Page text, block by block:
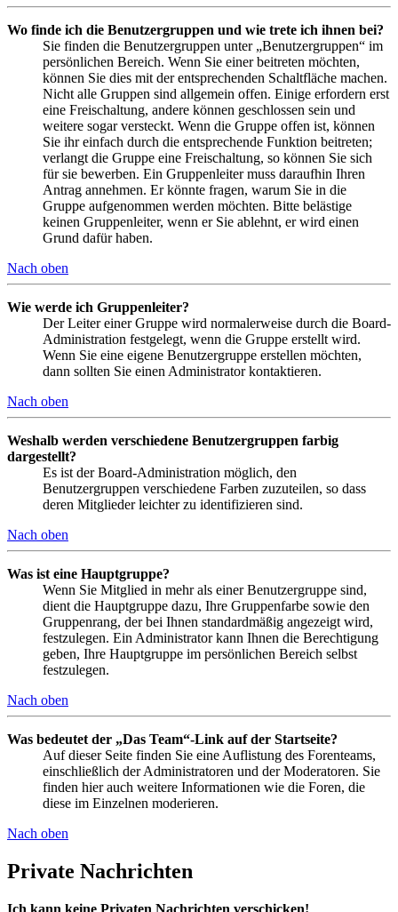
Wo finde ich die Benutzergruppen und wie trete ich ihnen bei?
Sie finden die Benutzergruppen unter „Benutzergruppen“ im
persönlichen Bereich. Wenn Sie einer beitreten möchten,
können Sie dies mit der entsprechenden Schaltfläche machen.
Nicht alle Gruppen sind allgemein offen. Einige erfordern erst
eine Freischaltung, andere können geschlossen sein und
weitere sogar versteckt. Wenn die Gruppe offen ist, können
Sie ihr einfach durch die entsprechende Funktion beitreten;
verlangt die Gruppe eine Freischaltung, so können Sie sich
für sie bewerben. Ein Gruppenleiter muss daraufhin Ihren
Antrag annehmen. Er könnte fragen, warum Sie in die
Gruppe aufgenommen werden möchten. Bitte belästige
keinen Gruppenleiter, wenn er Sie ablehnt, er wird einen
Grund dafür haben.
Nach oben
Wie werde ich Gruppenleiter?
Der Leiter einer Gruppe wird normalerweise durch die Board-
Administration festgelegt, wenn die Gruppe erstellt wird.
Wenn Sie eine eigene Benutzergruppe erstellen möchten,
dann sollten Sie einen Administrator kontaktieren.
Nach oben
Weshalb werden verschiedene Benutzergruppen farbig
dargestellt?
Es ist der Board-Administration möglich, den
Benutzergruppen verschiedene Farben zuzuteilen, so dass
deren Mitglieder leichter zu identifizieren sind.
Nach oben
Was ist eine Hauptgruppe?
Wenn Sie Mitglied in mehr als einer Benutzergruppe sind,
dient die Hauptgruppe dazu, Ihre Gruppenfarbe sowie den
Gruppenrang, der bei Ihnen standardmäßig angezeigt wird,
festzulegen. Ein Administrator kann Ihnen die Berechtigung
geben, Ihre Hauptgruppe im persönlichen Bereich selbst
festzulegen.
Nach oben
Was bedeutet der „Das Team“-Link auf der Startseite?
Auf dieser Seite finden Sie eine Auflistung des Forenteams,
einschließlich der Administratoren und der Moderatoren. Sie
finden hier auch weitere Informationen wie die Foren, die
diese im Einzelnen moderieren.
Nach oben
Private Nachrichten